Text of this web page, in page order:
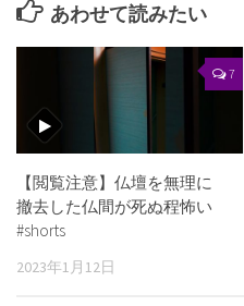
あわせて読みたい
7
【閲覧注意】仏壇を無理に
撤去した仏間が死ぬ程怖い
#shorts
2023年1月12日